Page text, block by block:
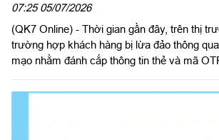
07:25 05/07/2026
(QK7 Online) - Thời gian gần đây, trên thị
trường hợp khách hàng bị lừa đảo thông
mạo nhằm đánh cắp thông tin thẻ và mã
giao diện tương tự website của doanh
tín hoặc cơ quan nhà nước để tạo lòng tin